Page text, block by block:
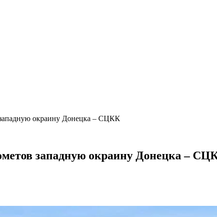
окраину Донецка – СЦКК
западную окраину Донецка –